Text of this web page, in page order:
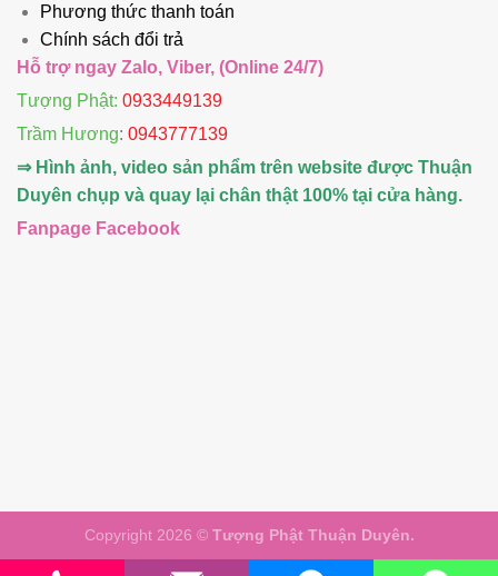
Phương thức thanh toán
Chính sách đổi trả
Hỗ trợ ngay Zalo, Viber, (Online 24/7)
Tượng Phật: 0933449139
Trầm Hương: 0943777139
⇒ Hình ảnh, video sản phẩm trên website được Thuận
Duyên chụp và quay lại chân thật 100% tại cửa hàng.
Fanpage Facebook
Copyright 2026 © Tượng Phật Thuận Duyên.